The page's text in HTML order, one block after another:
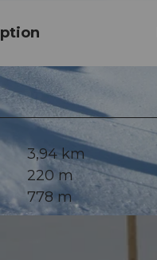
3,94 km
220 m
778 m